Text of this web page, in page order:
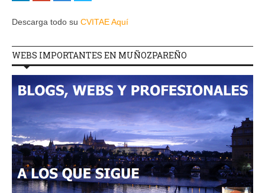
Descarga todo su CVITAE Aquí
WEBS IMPORTANTES EN MUÑOZPAREÑO